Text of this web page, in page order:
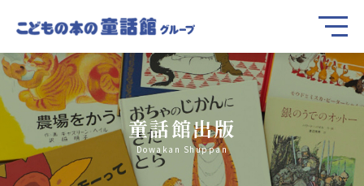
童話館出版
Dowakan Shuppan